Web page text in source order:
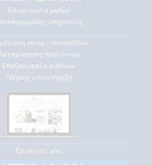
Επικοινωνία μελών
υπηρεσίες
eshop - ιστοσελίδων
προϊόντων
Επεξεργασία εικόνων
Πλήρης υποστήριξη
Εργασίες μας